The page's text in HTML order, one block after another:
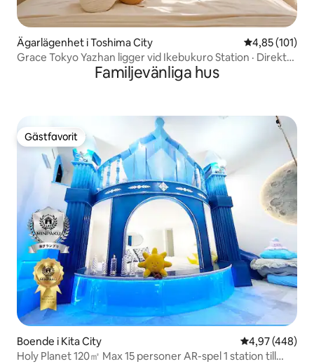
Ägarlägenhet i Toshima City 4,85 av 5 i
4,85 (101)
Grace Tokyo Yazhan ligger vid Ikebukuro Station · Direkt
till Shinjuku Shibuya | Bekvämt och snabbt, lämpligt för
Familjevänliga hus
Gästfavorit
Gästfavorit
Boende i Kita City 4,97 av 5 i
4,97 (448)
Holy Planet 120㎡ Max 15 personer AR-spel 1 station till